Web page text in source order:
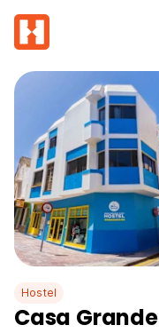
Hostel
Casa Grande